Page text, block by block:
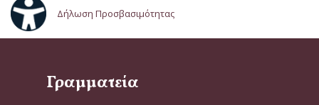
Δήλωση Προσβασιμότητας
Γραμματεία